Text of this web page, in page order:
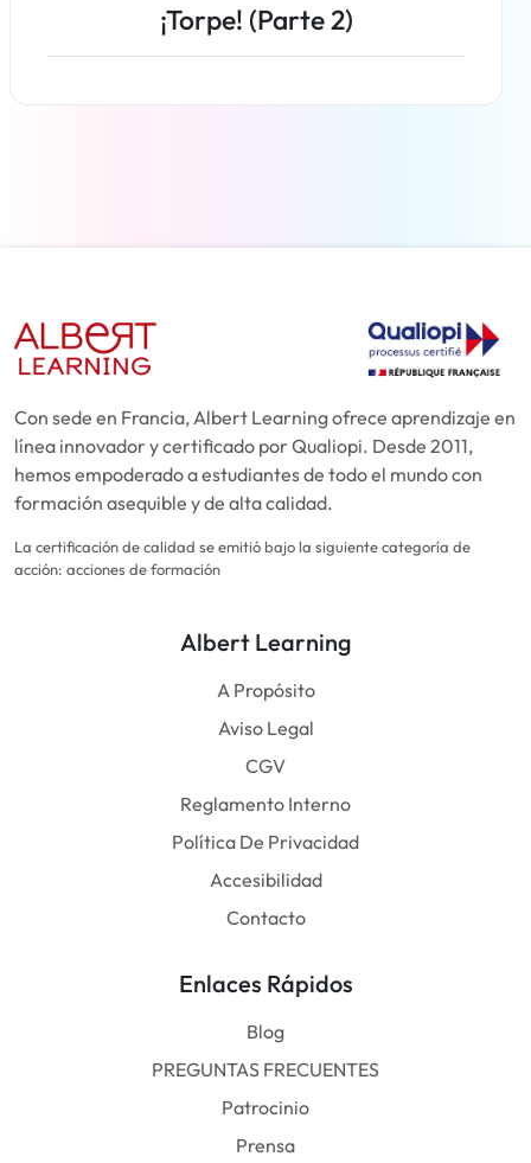
¡Torpe! (Parte 2)
Con sede en Francia, Albert Learning ofrece aprendizaje en
línea innovador y certificado por Qualiopi. Desde 2011,
hemos empoderado a estudiantes de todo el mundo con
formación asequible y de alta calidad.
La certificación de calidad se emitió bajo la siguiente categoría de
acción: acciones de formación
Albert Learning
A Propósito
Aviso Legal
CGV
Reglamento Interno
Política De Privacidad
Accesibilidad
Contacto
Enlaces Rápidos
Blog
PREGUNTAS FRECUENTES
Patrocinio
Prensa